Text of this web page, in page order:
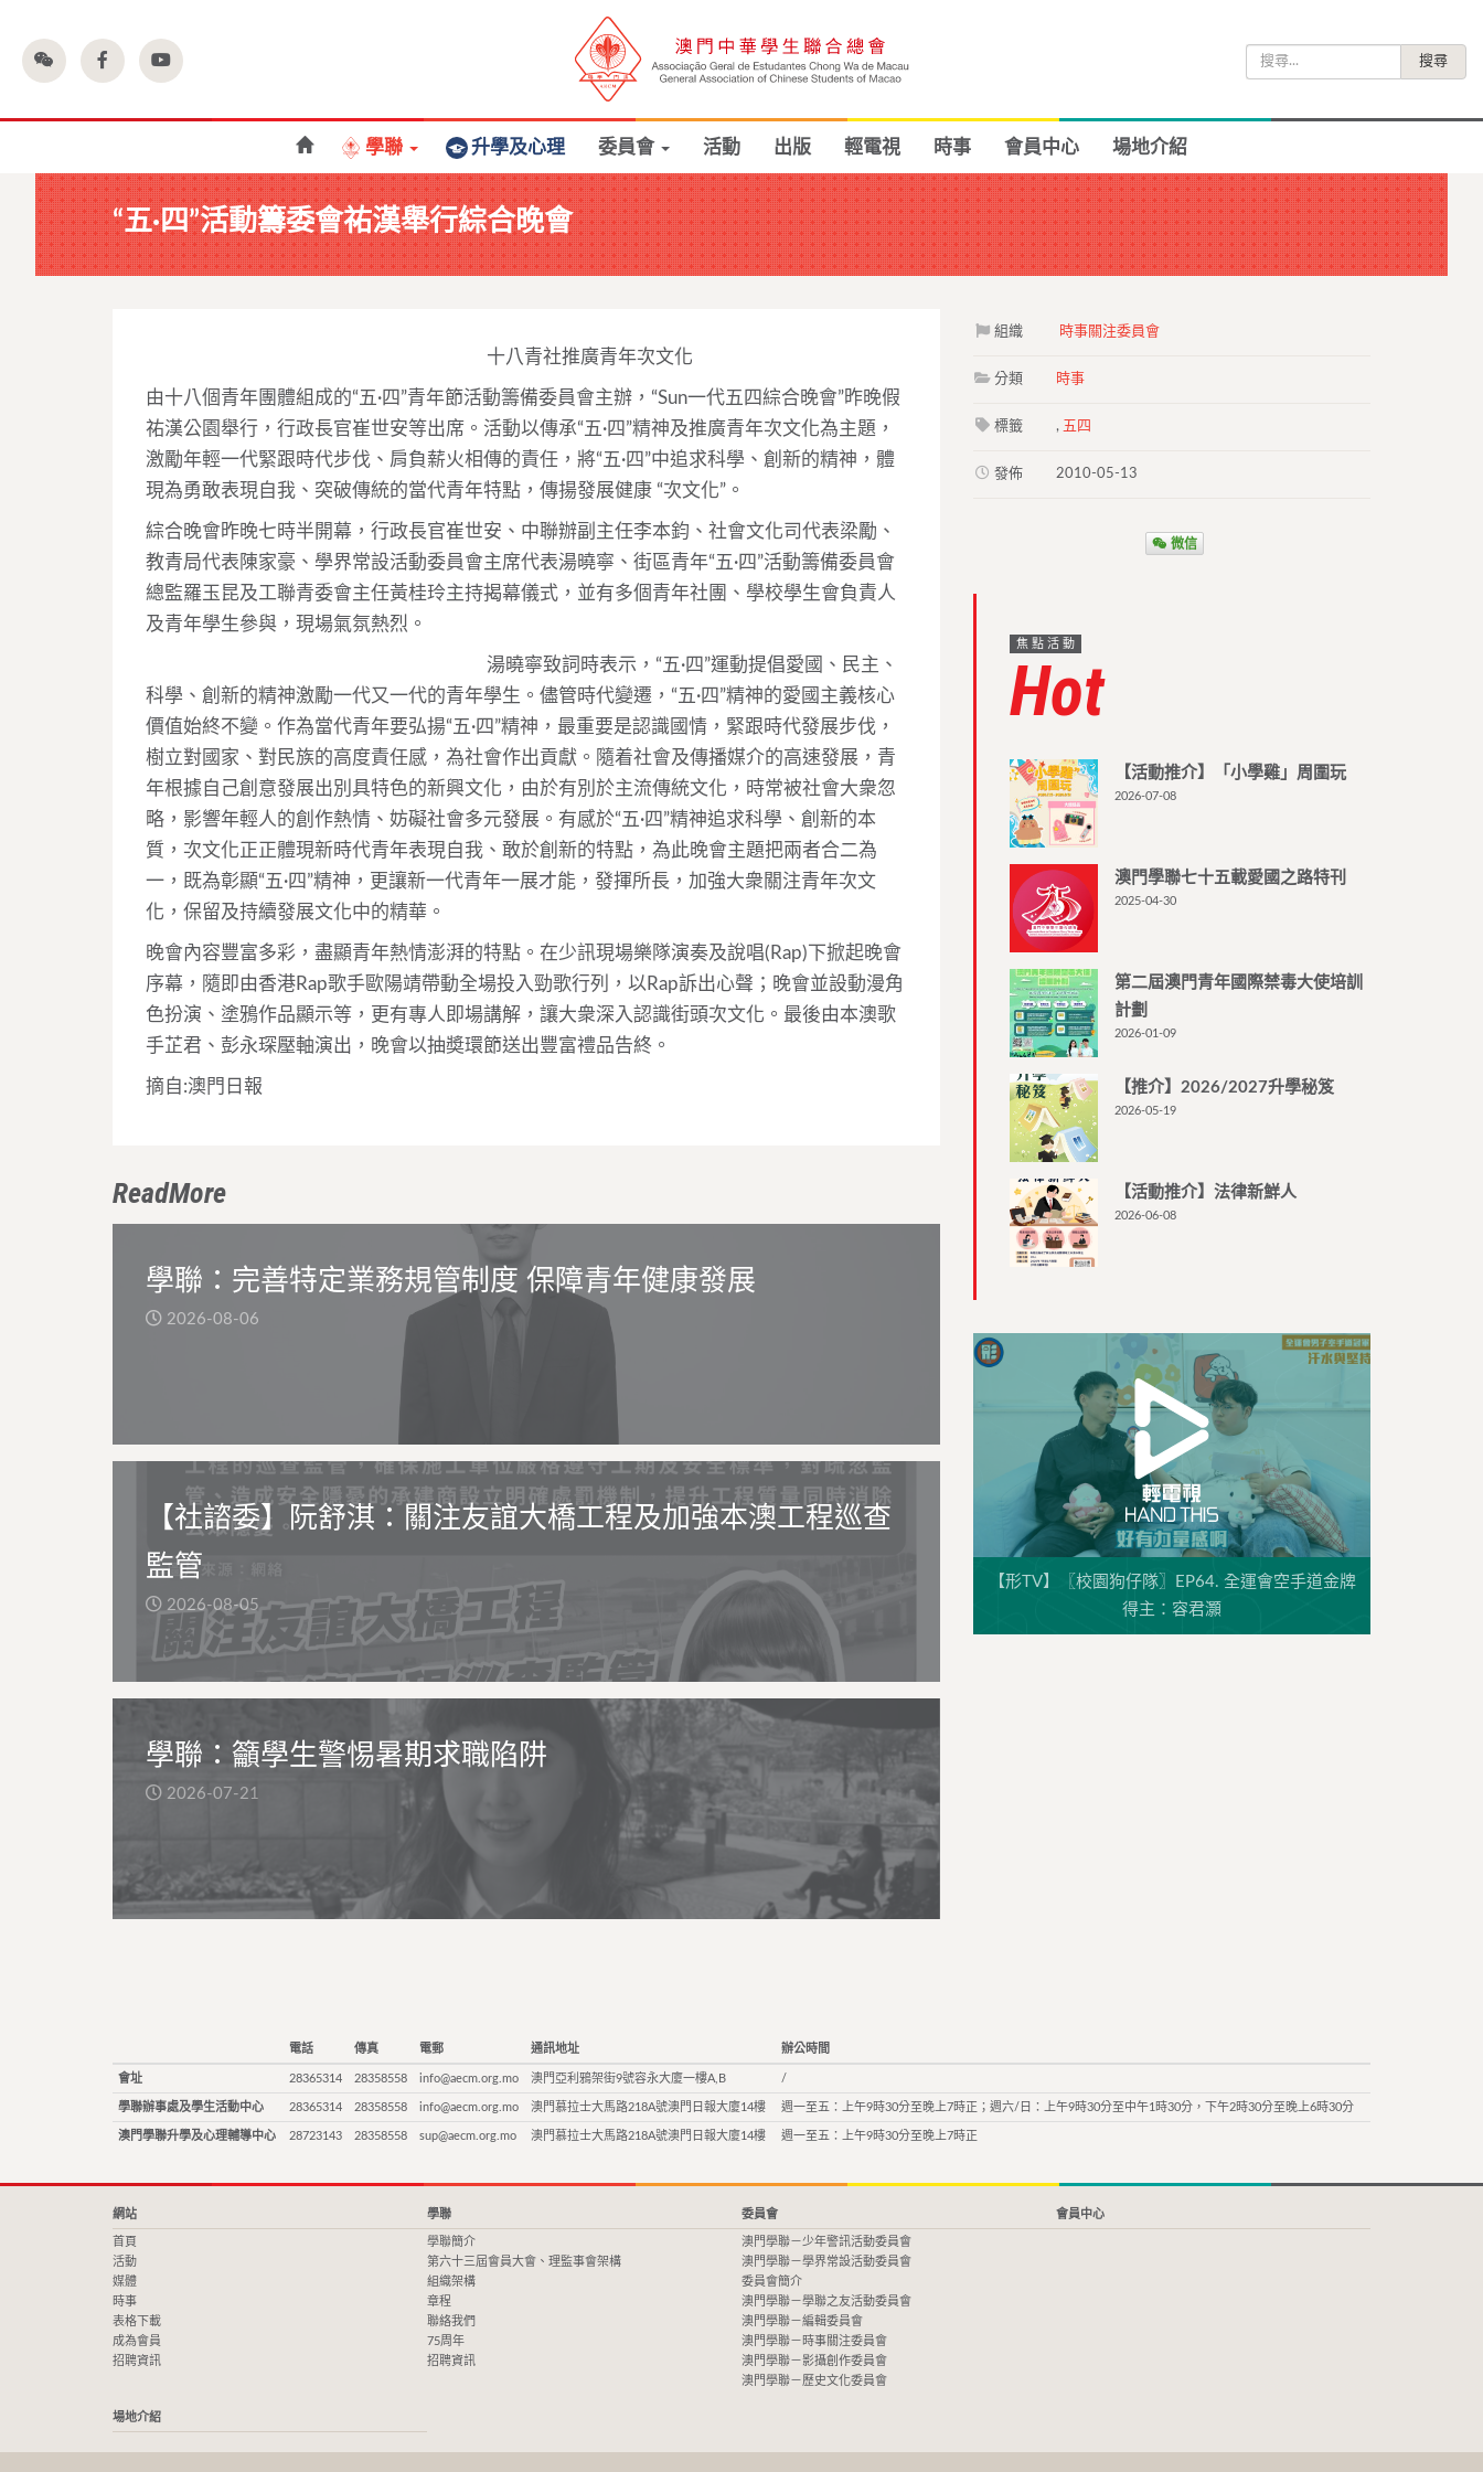
尋
學聯 升學及心理 委員會 活動 出版 輕電視 時事 會員中心 場地介紹
“五·四”活動籌委會祐漢舉行綜合晚會
十八青社推廣青年次文化
由十八個青年團體組成的“五·四”青年節活動籌備委員會主辦，“Sun一代五四綜合晚會”昨晚假
祐漢公園舉行，行政長官崔世安等出席。活動以傳承“五·四”精神及推廣青年次文化為主題，
激勵年輕一代緊跟時代步伐、肩負薪火相傳的責任，將“五·四”中追求科學、創新的精神，體
現為勇敢表現自我、突破傳統的當代青年特點，傳揚發展健康 “次文化”。
綜合晚會昨晚七時半開幕，行政長官崔世安、中聯辦副主任李本鈞、社會文化司代表梁勵、
教青局代表陳家豪、學界常設活動委員會主席代表湯曉寧、街區青年“五·四”活動籌備委員會
總監羅玉昆及工聯青委會主任黃桂玲主持揭幕儀式，並有多個青年社團、學校學生會負責人
及青年學生參與，現場氣氛熱烈。
湯曉寧致詞時表示，“五·四”運動提倡愛國、民主、
科學、創新的精神激勵一代又一代的青年學生。儘管時代變遷，“五·四”精神的愛國主義核心
價值始終不變。作為當代青年要弘揚“五·四”精神，最重要是認識國情，緊跟時代發展步伐，
樹立對國家、對民族的高度責任感，為社會作出貢獻。隨着社會及傳播媒介的高速發展，青
年根據自己創意發展出別具特色的新興文化，由於有別於主流傳統文化，時常被社會大衆忽
略，影響年輕人的創作熱情、妨礙社會多元發展。有感於“五·四”精神追求科學、創新的本
質，次文化正正體現新時代青年表現自我、敢於創新的特點，為此晚會主題把兩者合二為
一，既為彰顯“五·四”精神，更讓新一代青年一展才能，發揮所長，加強大衆關注青年次文
化，保留及持續發展文化中的精華。
晚會內容豐富多彩，盡顯青年熱情澎湃的特點。在少訊現場樂隊演奏及說唱(Rap)下掀起晚會
序幕，隨即由香港Rap歌手歐陽靖帶動全場投入勁歌行列，以Rap訴出心聲；晚會並設動漫角
色扮演、塗鴉作品顯示等，更有專人即場講解，讓大衆深入認識街頭次文化。最後由本澳歌
手芷君、彭永琛壓軸演出，晚會以抽奬環節送出豐富禮品告終。
摘自:澳門日報
ReadMore
學聯：完善特定業務規管制度 保障青年健康發展
2026-08-06
【社諮委】阮舒淇：關注友誼大橋工程及加強本澳工程巡查
監管
2026-08-05
學聯：籲學生警惕暑期求職陷阱
2026-07-21
組織 時事關注委員會
分類 時事
標籤 , 五四
發佈 2010-05-13
微信
焦點活動
Hot
【活動推介】「小學雞」周圍玩
2026-07-08
澳門學聯七十五載愛國之路特刊
2025-04-30
第二屆澳門青年國際禁毒大使培訓
計劃
2026-01-09
【推介】2026/2027升學秘笈
2026-05-19
【活動推介】法律新鮮人
2026-06-08
【形TV】〖校園狗仔隊〗EP64. 全運會空手道金牌
得主：容君灝
電話 傳真 電郵 通訊地址 辦公時間
會址 28365314 28358558 info@aecm.org.mo 澳門亞利鴉架街9號容永大廈一樓A,B /
學聯辦事處及學生活動中心 28365314 28358558 info@aecm.org.mo 澳門慕拉士大馬路218A號澳門日報大廈14樓 週一至五：上午9時30分至晚上7時正；週六/日：上午9時30分至中午1時30分，下午2時30分至晚上6時30分
澳門學聯升學及心理輔導中心 28723143 28358558 sup@aecm.org.mo 澳門慕拉士大馬路218A號澳門日報大廈14樓 週一至五：上午9時30分至晚上7時正
網站
首頁
活動
媒體
時事
表格下載
成為會員
招聘資訊
學聯
學聯簡介
第六十三屆會員大會、理監事會架構
組織架構
章程
聯絡我們
75周年
招聘資訊
委員會
澳門學聯－少年警訊活動委員會
澳門學聯－學界常設活動委員會
委員會簡介
澳門學聯－學聯之友活動委員會
澳門學聯－編輯委員會
澳門學聯－時事關注委員會
澳門學聯－影攝創作委員會
澳門學聯－歷史文化委員會
會員中心
場地介紹